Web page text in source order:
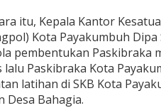
itu, Kepala Kantor
Kota Payakumbuh Dipa
pembentukan Paskibraka
lalu Paskibraka Kota
latihan di SKB Kota
Desa Bahagia.